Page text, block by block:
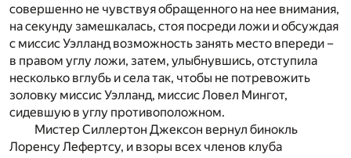
совершенно не чувствуя обращенного на нее внимания,
на секунду замешкалась, стоя посреди ложи и обсуждая
с миссис Уэлланд возможность занять место впереди –
в правом углу ложи, затем, улыбнувшись, отступила
несколько вглубь и села так, чтобы не потревожить
золовку миссис Уэлланд, миссис Ловел Мингот,
сидевшую в углу противоположном.
Мистер Силлертон Джексон вернул бинокль
Лоренсу Лефертсу, и взоры всех членов клуба